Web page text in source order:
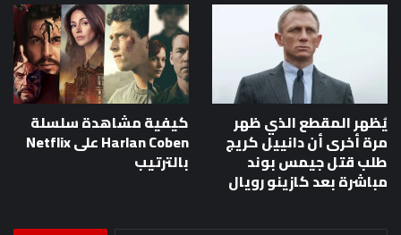
يُظهر المقطع الذي ظهر
مرة أخرى أن دانييل كريج
طلب قتل جيمس بوند
مباشرة بعد كازينو رويال
كيفية مشاهدة سلسلة
Harlan Coben على Netflix
بالترتيب